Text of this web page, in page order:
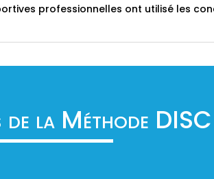
professionnelles ont utilisé les
de la Méthode DISC